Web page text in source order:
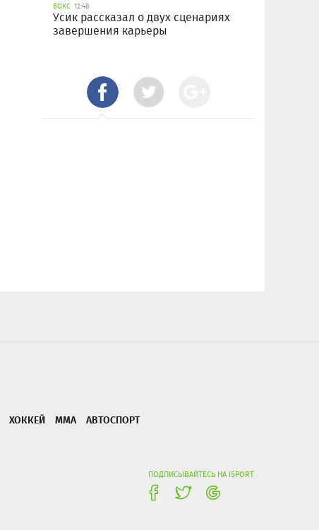
БОКС 12:48
Усик рассказал о двух сценариях
завершения карьеры
ХОККЕЙ ММА АВТОСПОРТ
ПОДПИСЫВАЙТЕСЬ НА ISPORT